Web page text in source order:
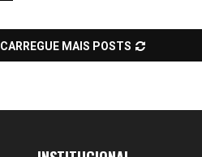
CARREGUE MAIS POSTS